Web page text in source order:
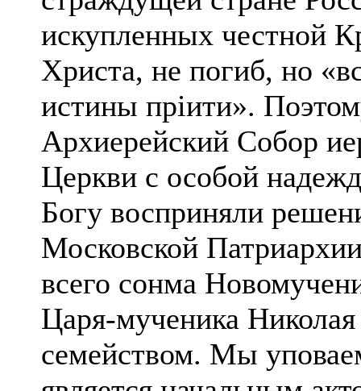
искупленных честной
Христа, не погиб, но
истины прiити».
Архиерейский Собор
Церкви с особой
Богу восприняли
Московской
всего сонма
Царя-мученика
семейством. Мы